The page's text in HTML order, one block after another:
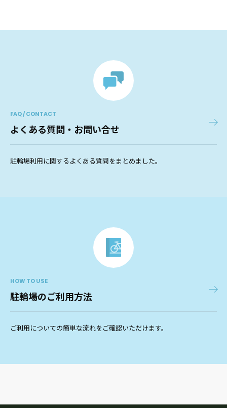
FAQ / CONTACT
よくある質問・お問い合せ
駐輪場利用に関するよくある質問をまとめました。
HOW TO USE
駐輪場のご利用方法
ご利用についての簡単な流れをご確認いただけます。